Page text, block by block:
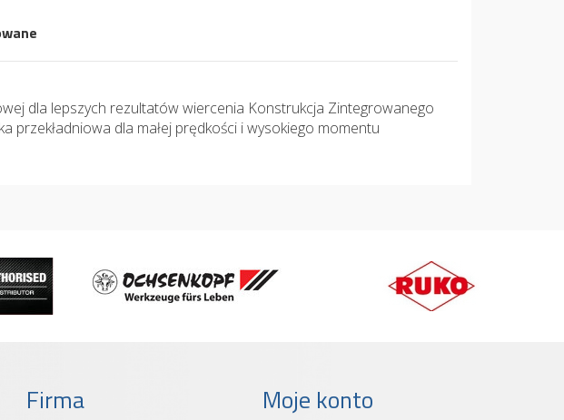
dla lepszych rezultatów wiercenia Konstrukcja Zintegrowanego
dla małej prędkości i wysokiego momentu
Firma Moje konto